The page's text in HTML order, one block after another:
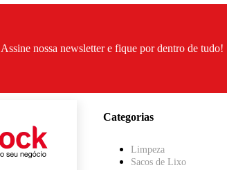
Assine nossa newsletter e fique por dentro de tudo!
Categorias
Limpeza
Sacos de Lixo